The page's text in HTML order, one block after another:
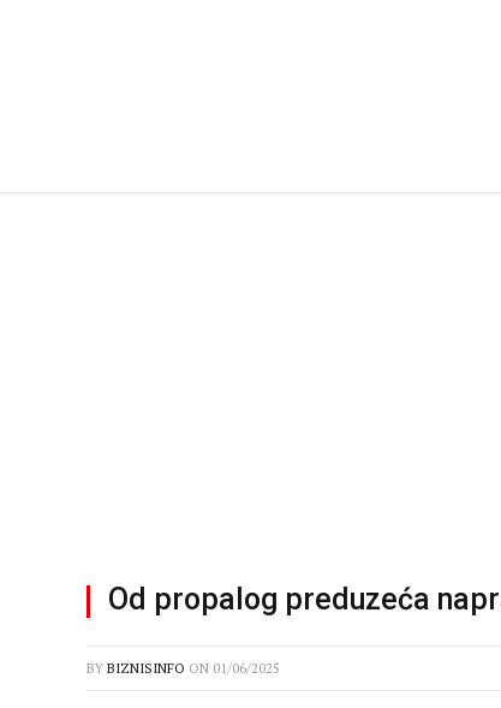
Od propalog preduzeća
BY BIZNISINFO ON 01/06/2025